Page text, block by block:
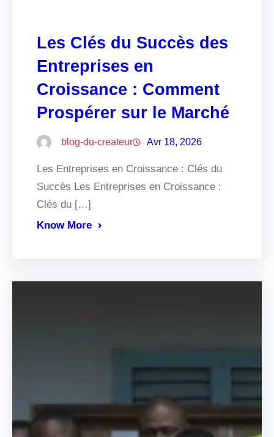
Les Clés du Succès des
Entreprises en
Croissance : Comment
Prospérer sur le Marché
blog-du-createur Avr 18, 2026
Les Entreprises en Croissance : Clés du
Succès Les Entreprises en Croissance :
Clés du […]
Know More